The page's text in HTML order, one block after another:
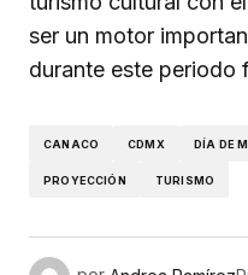
ser un motor
durante este periodo
CANACO CDMX DÍA DE
PROYECCIÓN TURISMO